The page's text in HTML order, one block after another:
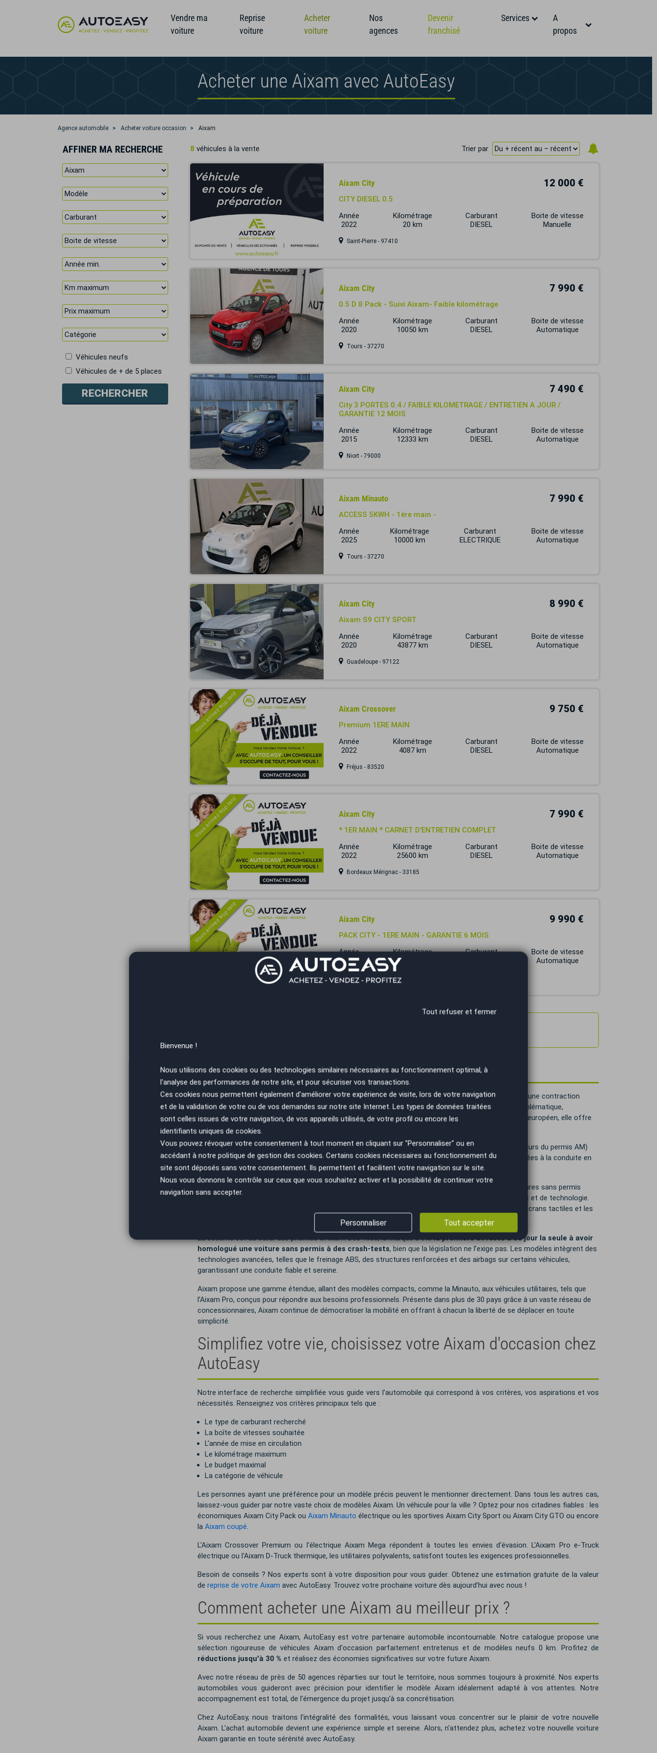
Vendre ma
voiture
Reprise
voiture
Acheter
voiture
Nos
agences
Devenir
franchisé
Services
A
propos
Acheter une Aixam avec AutoEasy
Agence automobile Acheter voiture occasion Aixam
AFFINER MA RECHERCHE
Véhicules neufs
Véhicules de + de 5 places
8 véhicules à la vente Trier par
Aixam City 12 000 €
CITY DIESEL 0.5
Année
2022
Kilométrage
20 km
Carburant
DIESEL
Boite de vitesse
Manuelle
Saint-Pierre - 97410
Aixam City 7 990 €
0.5 D 8 Pack - Suivi Aixam- Faible kilométrage
Année
2020
Kilométrage
10050 km
Carburant
DIESEL
Boite de vitesse
Automatique
Tours - 37270
Aixam City 7 490 €
City 3 PORTES 0.4 / FAIBLE KILOMETRAGE / ENTRETIEN A JOUR /
GARANTIE 12 MOIS
Année
2015
Kilométrage
12333 km
Carburant
DIESEL
Boite de vitesse
Automatique
Niort - 79000
Aixam Minauto 7 990 €
ACCESS 5KWH - 1ère main -
Année
2025
Kilométrage
10000 km
Carburant
ELECTRIQUE
Boite de vitesse
Automatique
Tours - 37270
Aixam City 8 990 €
Aixam S9 CITY SPORT
Année
2020
Kilométrage
43877 km
Carburant
DIESEL
Boite de vitesse
Automatique
Guadeloupe - 97122
Vous arrivez trop tard Aixam Crossover 9 750 €
Premium 1ERE MAIN
Année
2022
Kilométrage
4087 km
Carburant
DIESEL
Boite de vitesse
Automatique
Fréjus - 83520
Vous arrivez trop tard Aixam City 7 990 €
* 1ER MAIN * CARNET D'ENTRETIEN COMPLET
Année
2022
Kilométrage
25600 km
Carburant
DIESEL
Boite de vitesse
Automatique
Bordeaux Mérignac - 33185
Vous arrivez trop tard Aixam City 9 990 €
PACK CITY - 1ERE MAIN - GARANTIE 6 MOIS
Année
2024
Kilométrage
17430 km
Carburant
Boite de vitesse
Automatique
Bergerac - 24100
Aixam : un pionnier des voitures sans permis
Fondée en 1975 en France sous le nom d’Arola, l’entreprise a été reprise en 1983 et rebaptisée Aixam, une contraction
d’Aix-les-Bains et automobile. Basée à Aix-les-Bains, en Savoie, Aixam est aujourd’hui une marque emblématique,
spécialisée dans la conception et la fabrication de voitures sans permis. Leader sur le marché européen, elle offre
des solutions de mobilité innovantes, accessibles et sécurisées.
Les véhicules Aixam répondent aux besoins d’une clientèle diversifiée : des jeunes dès 14 ans (détenteurs du permis AM)
aux adultes recherchant une alternative pratique aux voitures classiques. Légères, maniables et adaptées à la conduite en
milieu urbain comme rural, ces voitures sans permis facilitent la mobilité au quotidien.
Engagée dans une démarche écologique, Aixam a été la première marque à lancer une gamme de voitures sans permis
électriques, les e-Aixam. La marque met un point d’honneur à innover en matière de design, de confort et de technologie.
Ses véhicules se distinguent par leurs intérieurs spacieux et des équipements modernes, comme les écrans tactiles et les
La sécurité est au cœur des priorités d’Aixam. Dès 1988, la marque a étéla première et reste à ce jour la seule à avoir
homologué une voiture sans permis à des crash-tests, bien que la législation ne l’exige pas. Les modèles intègrent des
technologies avancées, telles que le freinage ABS, des structures renforcées et des airbags sur certains véhicules,
garantissant une conduite fiable et sereine.
Aixam propose une gamme étendue, allant des modèles compacts, comme la Minauto, aux véhicules utilitaires, tels que
l’Aixam Pro, conçus pour répondre aux besoins professionnels. Présente dans plus de 30 pays grâce à un vaste réseau de
concessionnaires, Aixam continue de démocratiser la mobilité en offrant à chacun la liberté de se déplacer en toute
simplicité.
Simplifiez votre vie, choisissez votre Aixam d'occasion chez
AutoEasy
Notre interface de recherche simplifiée vous guide vers l'automobile qui correspond à vos critères, vos aspirations et vos
nécessités. Renseignez vos critères principaux tels que :
Le type de carburant recherché
La boîte de vitesses souhaitée
L’année de mise en circulation
Le kilométrage maximum
Le budget maximal
La catégorie de véhicule
Les personnes ayant une préférence pour un modèle précis peuvent le mentionner directement. Dans tous les autres cas,
laissez-vous guider par notre vaste choix de modèles Aixam. Un véhicule pour la ville ? Optez pour nos citadines fiables : les
économiques Aixam City Pack ou Aixam Minauto électrique ou les sportives Aixam City Sport ou Aixam City GTO ou encore
la Aixam coupé.
L'Aixam Crossover Premium ou l'électrique Aixam Mega répondent à toutes les envies d'évasion. L'Aixam Pro e-Truck
électrique ou l'Aixam D-Truck thermique, les utilitaires polyvalents, satisfont toutes les exigences professionnelles.
Besoin de conseils ? Nos experts sont à votre disposition pour vous guider. Obtenez une estimation gratuite de la valeur
de reprise de votre Aixam avec AutoEasy. Trouvez votre prochaine voiture dès aujourd’hui avec nous !
Comment acheter une Aixam au meilleur prix ?
Si vous recherchez une Aixam, AutoEasy est votre partenaire automobile incontournable. Notre catalogue propose une
sélection rigoureuse de véhicules Aixam d'occasion parfaitement entretenus et de modèles neufs 0 km. Profitez de
réductions jusqu'à 30 % et réalisez des économies significatives sur votre future Aixam.
Avec notre réseau de près de 50 agences réparties sur tout le territoire, nous sommes toujours à proximité. Nos experts
automobiles vous guideront avec précision pour identifier le modèle Aixam idéalement adapté à vos attentes. Notre
accompagnement est total, de l'émergence du projet jusqu'à sa concrétisation.
Chez AutoEasy, nous traitons l'intégralité des formalités, vous laissant vous concentrer sur le plaisir de votre nouvelle
Aixam. L'achat automobile devient une expérience simple et sereine. Alors, n'attendez plus, achetez votre nouvelle voiture
Aixam garantie en toute sérénité avec AutoEasy.
Tout refuser et fermer
Bienvenue !
Nous utilisons des cookies ou des technologies similaires nécessaires au fonctionnement optimal, à
l'analyse des performances de notre site, et pour sécuriser vos transactions.
Ces cookies nous permettent également d'améliorer votre expérience de visite, lors de votre navigation
et de la validation de votre ou de vos demandes sur notre site Internet. Les types de données traitées
sont celles issues de votre navigation, de vos appareils utilisés, de votre profil ou encore les
identifiants uniques de cookies.
Vous pouvez révoquer votre consentement à tout moment en cliquant sur "Personnaliser" ou en
accédant à notre politique de gestion des cookies. Certains cookies nécessaires au fonctionnement du
site sont déposés sans votre consentement. Ils permettent et facilitent votre navigation sur le site.
Nous vous donnons le contrôle sur ceux que vous souhaitez activer et la possibilité de continuer votre
navigation sans accepter.
Tout accepter
Personnaliser